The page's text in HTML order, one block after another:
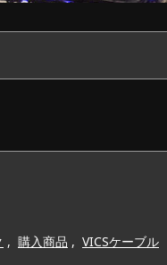
, 購入商品 , VICSケーブル